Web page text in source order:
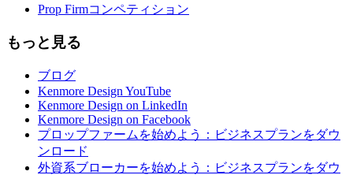
Prop Firmコンペティション
もっと見る
ブログ
Kenmore Design YouTube
Kenmore Design on LinkedIn
Kenmore Design on Facebook
プロップファームを始めよう：ビジネスプランをダウ
ンロード
外資系ブローカーを始めよう：ビジネスプランをダウ